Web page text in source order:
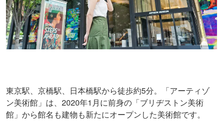
東京駅、京橋駅、日本橋駅から徒歩約5分。「アーティゾ
ン美術館」は、2020年1月に前身の「ブリヂストン美術
館」から館名も建物も新たにオープンした美術館です。